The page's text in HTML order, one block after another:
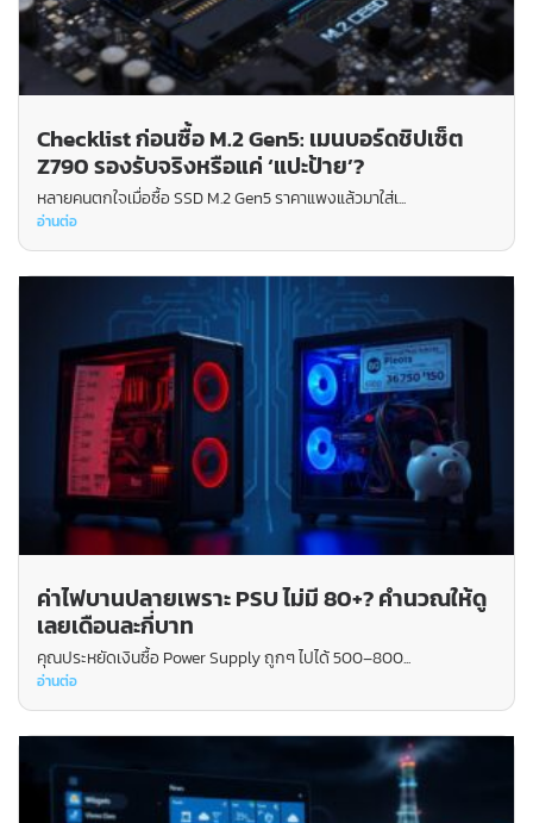
Checklist ก่อนซื้อ M.2 Gen5: เมนบอร์ดชิปเซ็ต
Z790 รองรับจริงหรือแค่ ‘แปะป้าย’?
หลายคนตกใจเมื่อซื้อ SSD M.2 Gen5 ราคาแพงแล้วมาใส่เ...
อ่านต่อ
ค่าไฟบานปลายเพราะ PSU ไม่มี 80+? คำนวณให้ดู
เลยเดือนละกี่บาท
คุณประหยัดเงินซื้อ Power Supply ถูกๆ ไปได้ 500–800...
อ่านต่อ